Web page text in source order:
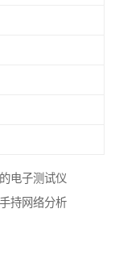
电子测试仪
持网络分析